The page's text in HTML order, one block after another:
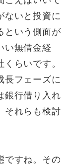
ないと投資に
という側面が
い無借金経
らいです。
長フェーズに
銀行借り入れ
それらも検討
ですね。その